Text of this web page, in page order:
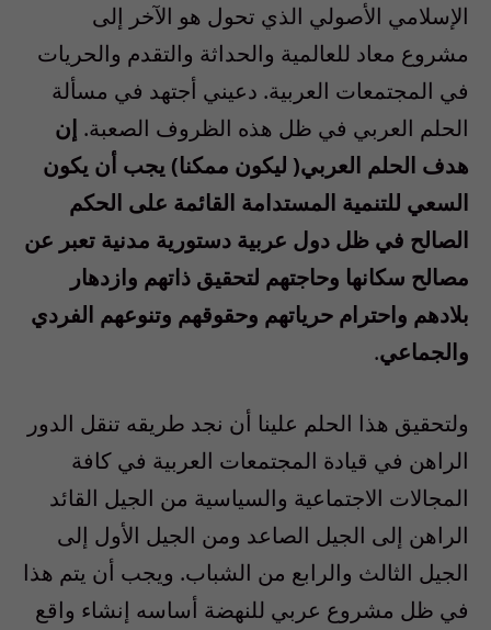
الإسلامي الأصولي الذي تحول هو الآخر إلى
مشروع معاد للعالمية والحداثة والتقدم والحريات
في المجتمعات العربية. دعيني أجتهد في مسألة
الحلم العربي في ظل هذه الظروف الصعبة. إن
هدف الحلم العربي( ليكون ممكنا) يجب أن يكون
السعي للتنمية المستدامة القائمة على الحكم
الصالح في ظل دول عربية دستورية مدنية تعبر عن
مصالح سكانها وحاجتهم لتحقيق ذاتهم وازدهار
بلادهم واحترام حرياتهم وحقوقهم وتنوعهم الفردي
والجماعي.
ولتحقيق هذا الحلم علينا أن نجد طريقه تنقل الدور
الراهن في قيادة المجتمعات العربية في كافة
المجالات الاجتماعية والسياسية من الجيل القائد
الراهن إلى الجيل الصاعد ومن الجيل الأول إلى
الجيل الثالث والرابع من الشباب. ويجب أن يتم هذا
في ظل مشروع عربي للنهضة أساسه إنشاء واقع